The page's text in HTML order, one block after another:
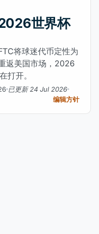
世界杯
将球迷代币定性为
返美国市场，2026
打开。
已更新 24 Jul 2026
编辑方针